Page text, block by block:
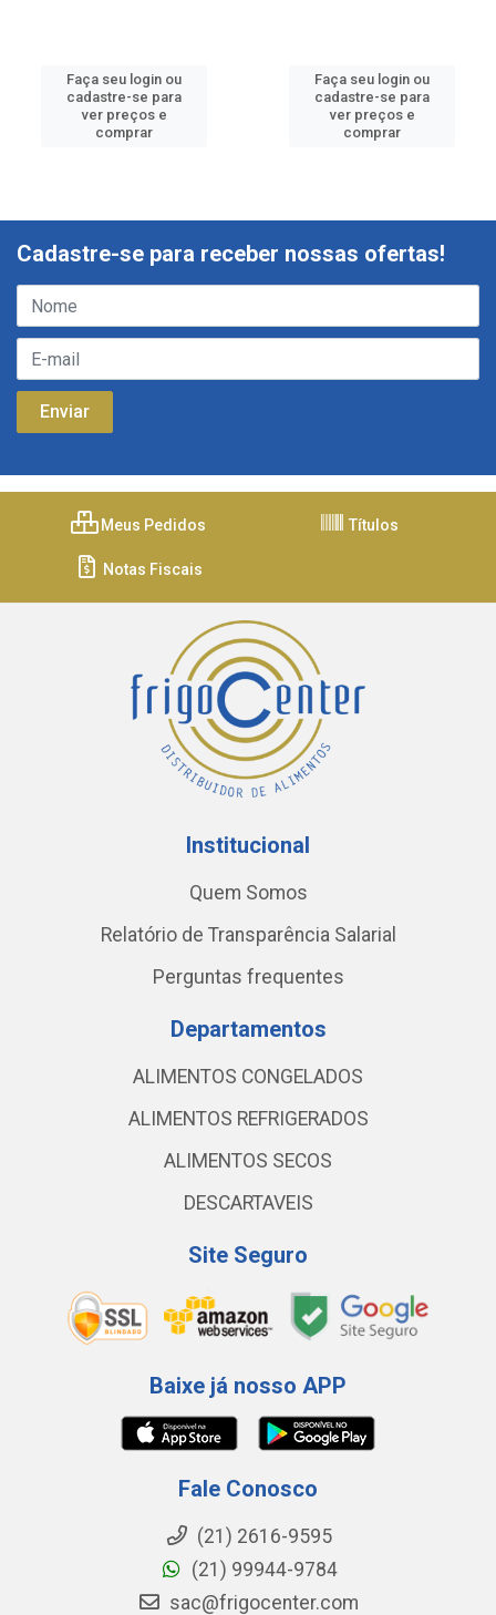
Faça seu login ou
cadastre-se para
ver preços e
comprar
Faça seu login ou
cadastre-se para
ver preços e
comprar
Cadastre-se para receber nossas ofertas!
Meus Pedidos Títulos
Notas Fiscais
Institucional
Quem Somos
Relatório de Transparência Salarial
Perguntas frequentes
Departamentos
ALIMENTOS CONGELADOS
ALIMENTOS REFRIGERADOS
ALIMENTOS SECOS
DESCARTAVEIS
Site Seguro
Baixe já nosso APP
Fale Conosco
(21) 2616-9595
(21) 99944-9784
sac@frigocenter.com